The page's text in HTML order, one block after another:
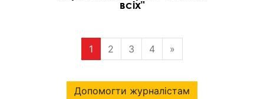
всіх"
1 2 3 4 »
Допомогти журналістам